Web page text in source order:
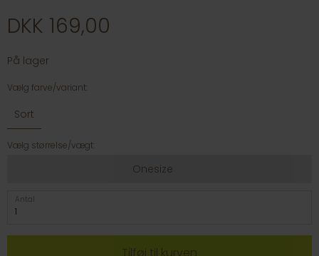
DKK 169,00
På lager
Vælg farve/variant:
Sort
Vælg størrelse/vægt:
Onesize
Antal